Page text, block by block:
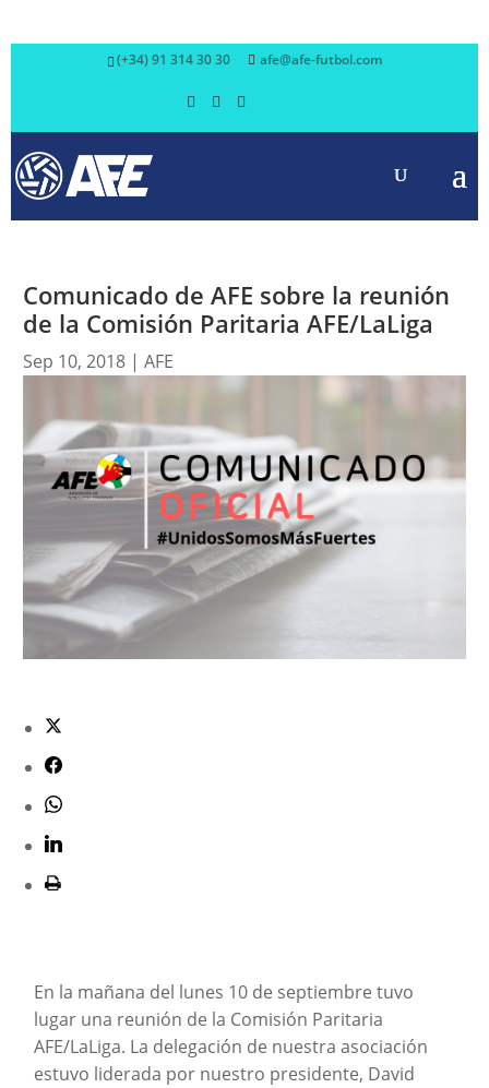
(+34) 91 314 30 30 afe@afe-futbol.com
Comunicado de AFE sobre la reunión
de la Comisión Paritaria AFE/LaLiga
Sep 10, 2018| AFE
En la mañana del lunes 10 de septiembre tuvo
lugar una reunión de la Comisión Paritaria
AFE/LaLiga. La delegación de nuestra asociación
estuvo liderada por nuestro presidente, David